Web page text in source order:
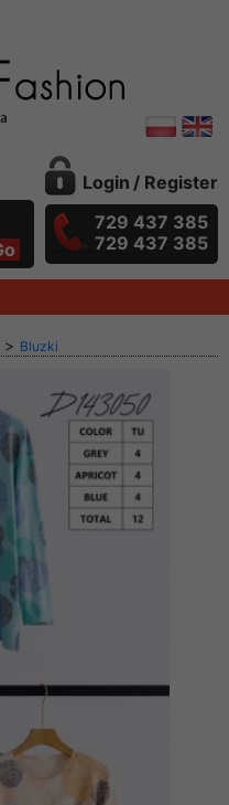
Login / Register
729 437 385
729 437 385
> Bluzki